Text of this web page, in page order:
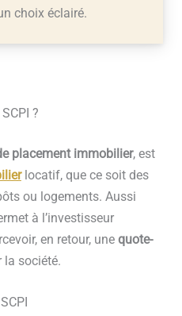
choix éclairé.
?
placement immobilier, est
locatif, que ce soit des
ou logements. Aussi
à l’investisseur
en retour, une quote-
société.